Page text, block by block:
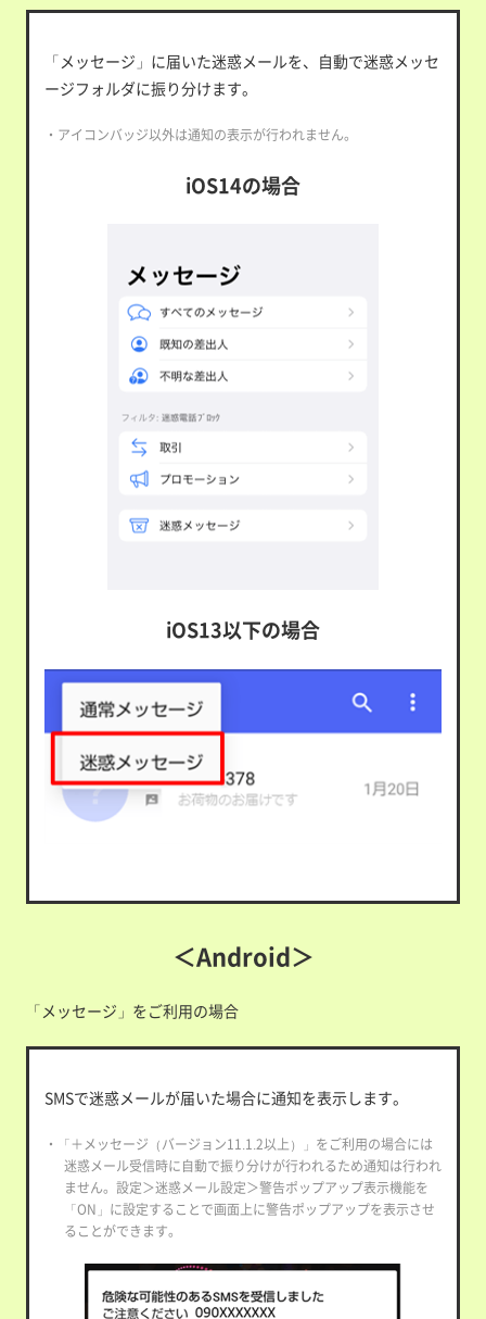
「メッセージ」に届いた迷惑メールを、自動で迷惑メッセ
ージフォルダに振り分けます。
・アイコンバッジ以外は通知の表示が行われません。
iOS14の場合
iOS13以下の場合
＜Android＞
「メッセージ」をご利用の場合
SMSで迷惑メールが届いた場合に通知を表示します。
・「＋メッセージ（バージョン11.1.2以上）」をご利用の場合には
迷惑メール受信時に自動で振り分けが行われるため通知は行われ
ません。設定＞迷惑メール設定＞警告ポップアップ表示機能を
「ON」に設定することで画面上に警告ポップアップを表示させ
ることができます。